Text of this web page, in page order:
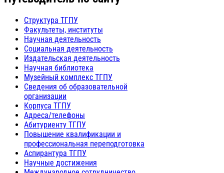
Структура ТГПУ
Факультеты, институты
Научная деятельность
Социальная деятельность
Издательская деятельность
Научная библиотека
Музейный комплекс ТГПУ
Сведения об образовательной
организации
Корпуса ТГПУ
Адреса/телефоны
Абитуриенту ТГПУ
Повышение квалификации и
профессиональная переподготовка
Аспирантура ТГПУ
Научные достижения